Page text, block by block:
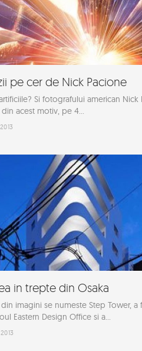
pe cer de Nick Pacione
Si fotografului american Nick
acest motiv, pe 4...
in trepte din Osaka
imagini se numeste Step Tower, a
Eastern Design Office si a...